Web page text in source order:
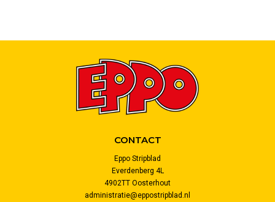
CONTACT
Eppo Stripblad
Everdenberg 4L
4902TT Oosterhout
administratie@eppostripblad.nl